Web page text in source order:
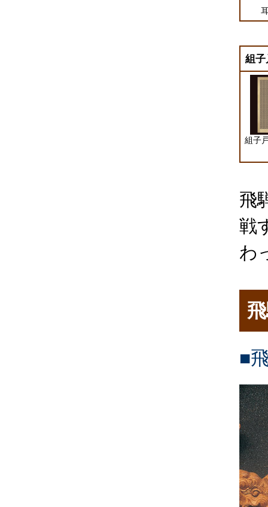
組子
組子
飛
戦
わ
■